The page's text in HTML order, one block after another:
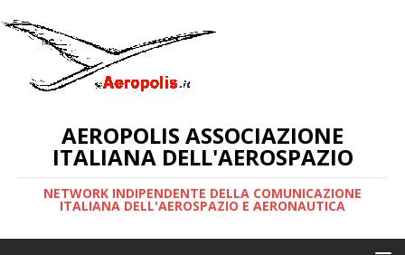
AEROPOLIS ASSOCIAZIONE
ITALIANA DELL'AEROSPAZIO
NETWORK INDIPENDENTE DELLA COMUNICAZIONE
ITALIANA DELL'AEROSPAZIO E AERONAUTICA